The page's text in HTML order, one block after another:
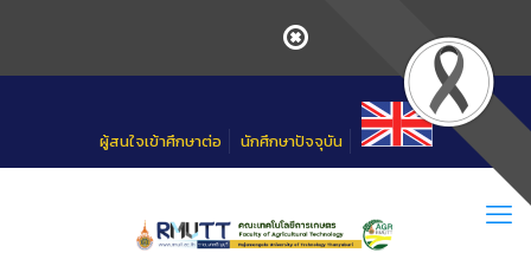
ผู้สนใจเข้าศึกษาต่อ นักศึกษาปัจจุบัน